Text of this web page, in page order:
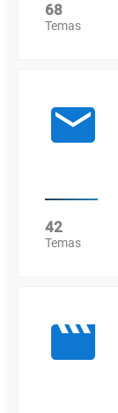
68
Temas
42
Temas